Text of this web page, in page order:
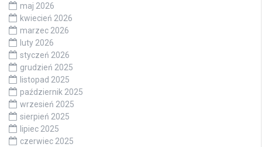
maj 2026
kwiecień 2026
marzec 2026
luty 2026
styczeń 2026
grudzień 2025
listopad 2025
październik 2025
wrzesień 2025
sierpień 2025
lipiec 2025
czerwiec 2025